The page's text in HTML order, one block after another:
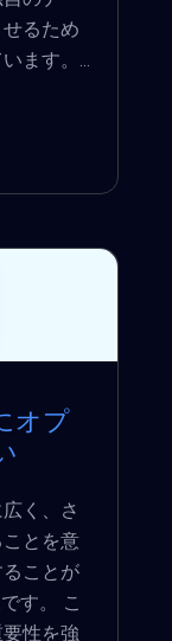
るため
ます。...
オプ
く、さ
とを意
ことが
す。 こ
性を強